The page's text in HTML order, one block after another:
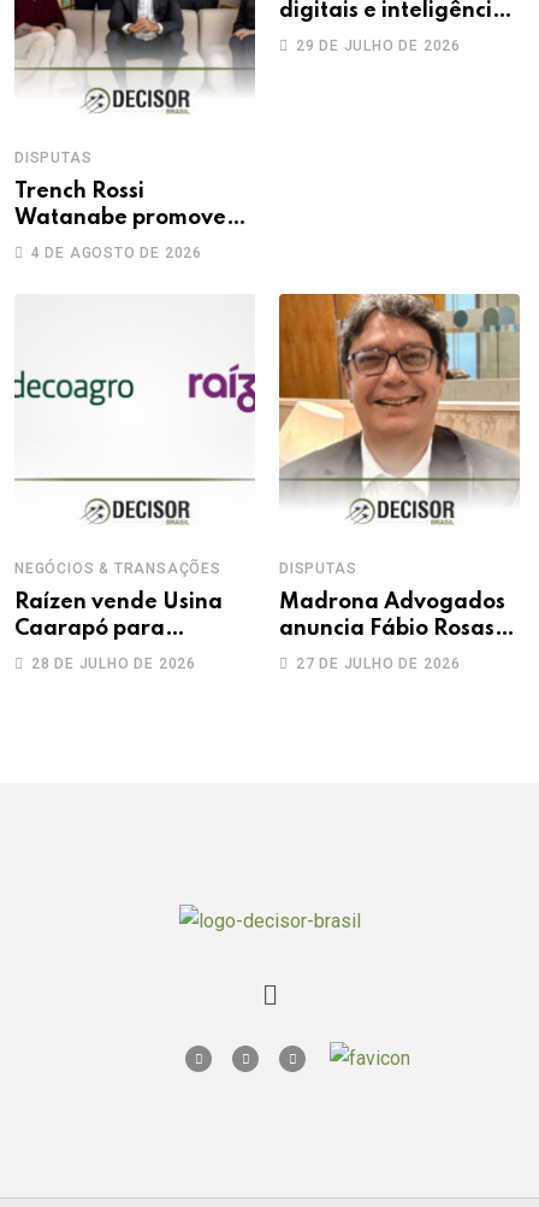
DISPUTAS
Trench Rossi
Watanabe promove
sete advogados a
4 DE AGOSTO DE 2026
digitais e inteligência
artificial: novos
29 DE JULHO DE 2026
NEGÓCIOS & TRANSAÇÕES
Raízen vende Usina
Caarapó para
Adecoagro em
28 DE JULHO DE 2026
DISPUTAS
Madrona Advogados
anuncia Fábio Rosas
como novo sócio
27 DE JULHO DE 2026